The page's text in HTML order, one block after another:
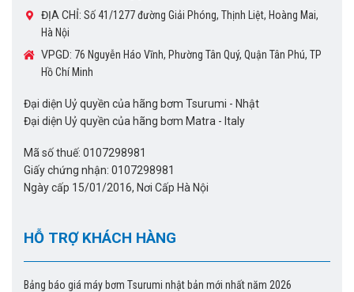
ĐỊA CHỈ: Số 41/1277 đường Giải Phóng, Thịnh Liệt, Hoàng Mai,
Hà Nội
VPGD: 76 Nguyễn Háo Vĩnh, Phường Tân Quý, Quận Tân Phú, TP
Hồ Chí Minh
Đại diện Uỷ quyền của hãng bơm Tsurumi - Nhật
Đại diện Uỷ quyền của hãng bơm Matra - Italy
Mã số thuế: 0107298981
Giấy chứng nhận: 0107298981
Ngày cấp 15/01/2016, Nơi Cấp Hà Nội
HỖ TRỢ KHÁCH HÀNG
Bảng báo giá máy bơm Tsurumi nhật bản mới nhất năm 2026